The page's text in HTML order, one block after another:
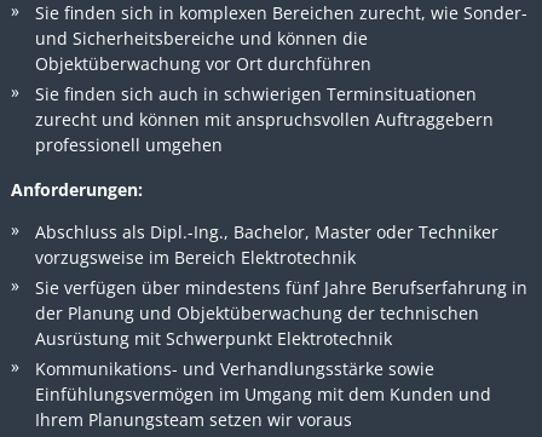
Sie finden sich in komplexen Bereichen zurecht, wie Sonder-
und Sicherheitsbereiche und können die
Objektüberwachung vor Ort durchführen
Sie finden sich auch in schwierigen Terminsituationen
zurecht und können mit anspruchsvollen Auftraggebern
professionell umgehen
Anforderungen:
Abschluss als Dipl.-Ing., Bachelor, Master oder Techniker
vorzugsweise im Bereich Elektrotechnik
Sie verfügen über mindestens fünf Jahre Berufserfahrung in
der Planung und Objektüberwachung der technischen
Ausrüstung mit Schwerpunkt Elektrotechnik
Kommunikations- und Verhandlungsstärke sowie
Einfühlungsvermögen im Umgang mit dem Kunden und
Ihrem Planungsteam setzen wir voraus